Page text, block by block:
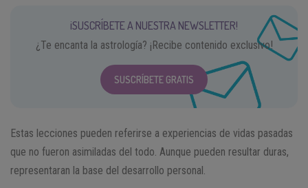
¡SUSCRÍBETE A NUESTRA NEWSLETTER!
¿Te encanta la astrología? ¡Recibe contenido exclusivo!
SUSCRÍBETE GRATIS
Estas lecciones pueden referirse a experiencias de vidas pasadas
que no fueron asimiladas del todo. Aunque pueden resultar duras,
representaran la base del desarrollo personal.